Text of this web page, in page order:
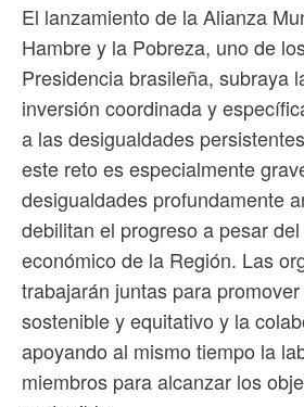
El lanzamiento de la Alianza
Hambre y la Pobreza, uno de
Presidencia brasileña, subraya
inversión coordinada y
a las desigualdades
este reto es especialmente
desigualdades profundamente
debilitan el progreso a pesar
económico de la Región. Las
trabajarán juntas para
sostenible y equitativo y la
apoyando al mismo tiempo la
miembros para alcanzar los